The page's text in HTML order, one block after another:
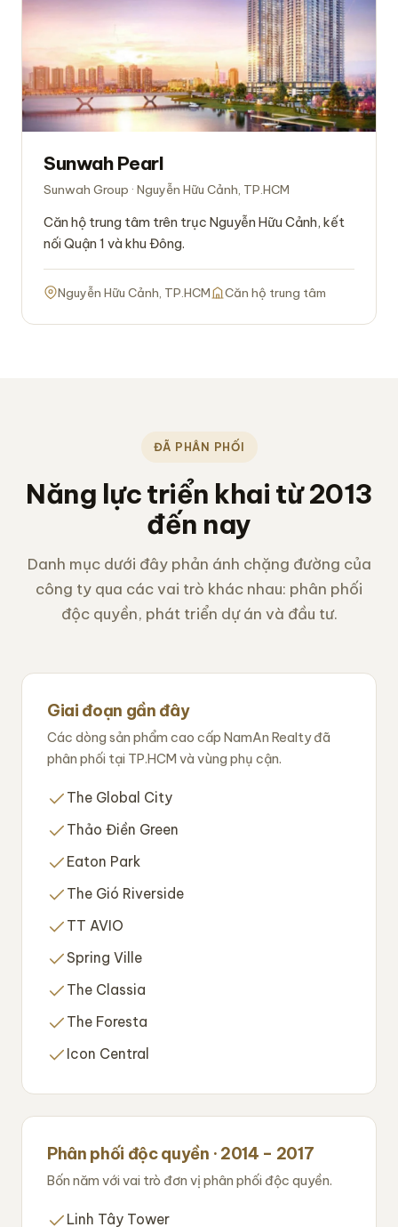
Sunwah Pearl
Sunwah Group · Nguyễn Hữu Cảnh, TP.HCM
Căn hộ trung tâm trên trục Nguyễn Hữu Cảnh, kết
nối Quận 1 và khu Đông.
Nguyễn Hữu Cảnh, TP.HCM Căn hộ trung tâm
ĐÃ PHÂN PHỐI
Năng lực triển khai từ 2013
đến nay
Danh mục dưới đây phản ánh chặng đường của
công ty qua các vai trò khác nhau: phân phối
độc quyền, phát triển dự án và đầu tư.
Giai đoạn gần đây
Các dòng sản phẩm cao cấp NamAn Realty đã
phân phối tại TP.HCM và vùng phụ cận.
The Global City
Thảo Điền Green
Eaton Park
The Gió Riverside
TT AVIO
Spring Ville
The Classia
The Foresta
Icon Central
Phân phối độc quyền · 2014 – 2017
Bốn năm với vai trò đơn vị phân phối độc quyền.
Linh Tây Tower